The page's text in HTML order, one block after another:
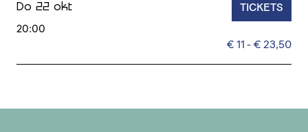
Do 22 okt
20:00
€ 11 - € 23,50
TICKETS